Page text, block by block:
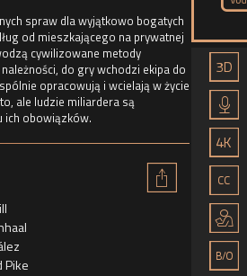
spraw dla wyjątkowo bogatych
od mieszkającego na prywatnej
cywilizowane metody
do gry wchodzi ekipa do
opracowują i wcielają w życie
ale ludzie miliardera są
ich obowiązków.
Pike
a
h
b
g
j